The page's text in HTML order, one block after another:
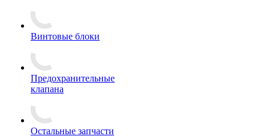
Винтовые блоки
Предохранительные
клапана
Остальные запчасти